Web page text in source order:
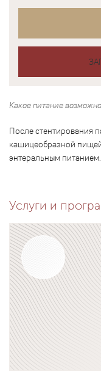
Какое питание
После стентирования
кашицеобразной
энтеральным питанием.
Услуги и